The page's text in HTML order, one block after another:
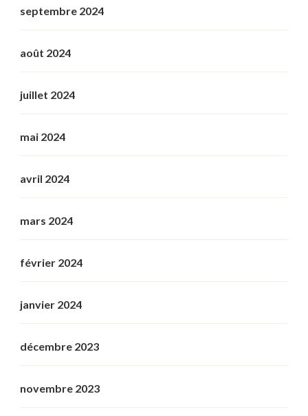
septembre 2024
août 2024
juillet 2024
mai 2024
avril 2024
mars 2024
février 2024
janvier 2024
décembre 2023
novembre 2023